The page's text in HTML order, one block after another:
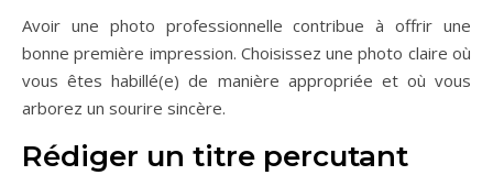
Avoir une photo professionnelle contribue à offrir une
bonne première impression. Choisissez une photo claire où
vous êtes habillé(e) de manière appropriée et où vous
arborez un sourire sincère.
Rédiger un titre percutant